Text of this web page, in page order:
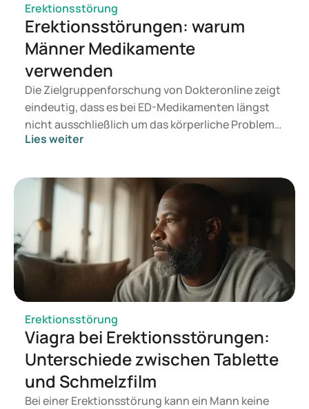
Erektionsstörung
Erektionsstörungen: warum
Männer Medikamente
verwenden
Die Zielgruppenforschung von Dokteronline zeigt
eindeutig, dass es bei ED-Medikamenten längst
nicht ausschließlich um das körperliche Problem
geht. Aus der Umfrage wird ersichtlich, dass auch
bedeutende Rolle bei der Entscheidungsfindung
spielen. In einer Umfrage unter 323 Männern, die
Interesse an ED-Medikamenten zeigten,
untersuchte Dokteronline, welche Motivationen,
Zweifel und Informationsbedürfnisse bei der Wahl
einer Behandlung eine Rolle spielen.
Lies weiter
Erektionsstörung
Viagra bei Erektionsstörungen:
Unterschiede zwischen Tablette
und Schmelzfilm
Bei einer Erektionsstörung kann ein Mann keine